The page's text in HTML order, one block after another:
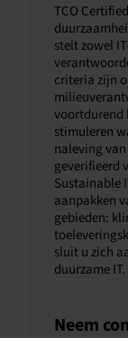
TCO
stelt zowel
criteria zijn
voortdurend
stimuleren
naleving
geverifieerd
Sustainable
aanpakken
gebieden:
sluit u zich
duurzame IT.
Neem